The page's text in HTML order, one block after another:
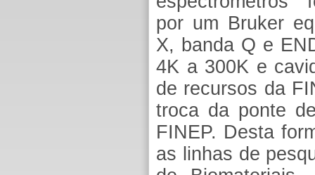
por um Bruker
X, banda Q e
4K a 300K e
de recursos da
troca da ponte
FINEP. Desta
as linhas de